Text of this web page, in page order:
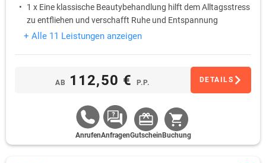
1 x Eine klassische Beautybehandlung hilft dem Alltagsstress
zu entfliehen und verschafft Ruhe und Entspannung
1 x Auf dem Zimmer steht eine Flasche Mineralwasser bereit
+ Alle 11 Leistungen anzeigen
AB 112,50 € P.P. DETAILS
AnrufenAnfragenGutschein Buchung